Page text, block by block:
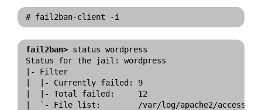
# fail2ban-client -i
fail2ban> status wordpress
Status for the jail: wordpress
|- Filter
|  |- Currently failed: 9
|  |- Total failed:     12
|  `- File list:        /var/log/apache2/